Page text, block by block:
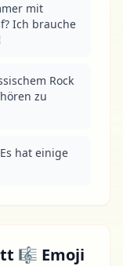
mit
Ich brauche
Rock
zu
hat einige
🎼 Emoji